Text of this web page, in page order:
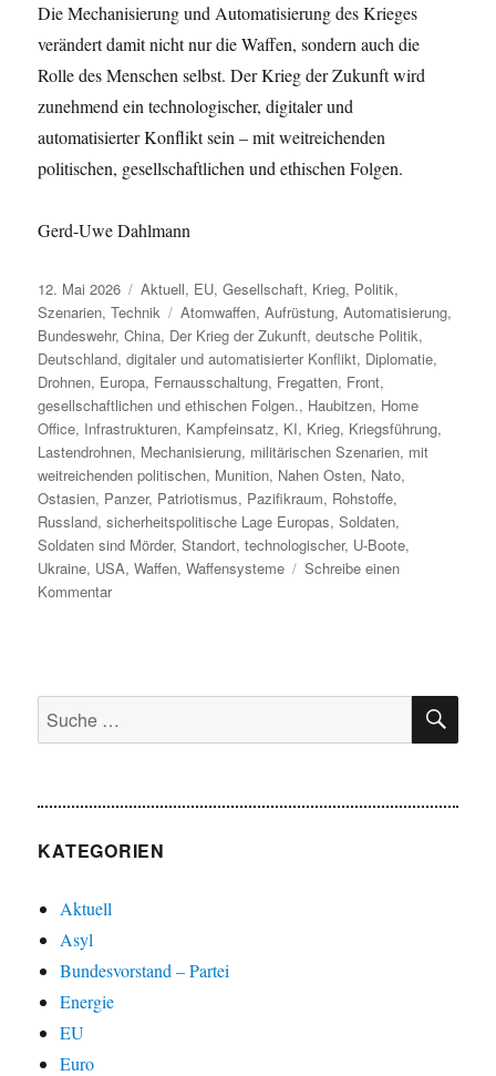
Die Mechanisierung und Automatisierung des Krieges
verändert damit nicht nur die Waffen, sondern auch die
Rolle des Menschen selbst. Der Krieg der Zukunft wird
zunehmend ein technologischer, digitaler und
automatisierter Konflikt sein – mit weitreichenden
politischen, gesellschaftlichen und ethischen Folgen.
Gerd-Uwe Dahlmann
Veröffentlicht
am
12. Mai 2026 Kategorien
Aktuell, EU,Gesellschaft, Krieg, Politik,
Szenarien,Technik Schlagwörter
Atomwaffen,Aufrüstung,Automatisierung,
Bundeswehr,China, Der Krieg der Zukunft,deutsche Politik,
Deutschland,digitaler und automatisierter Konflikt, Diplomatie,
Drohnen, Europa, Fernausschaltung, Fregatten, Front,
gesellschaftlichen und ethischen Folgen., Haubitzen, Home
Office, Infrastrukturen, Kampfeinsatz, KI, Krieg, Kriegsführung,
Lastendrohnen, Mechanisierung, militärischen Szenarien, mit
weitreichenden politischen, Munition, Nahen Osten, Nato,
Ostasien, Panzer, Patriotismus, Pazifikraum, Rohstoffe,
Russland,sicherheitspolitische Lage Europas,Soldaten,
Soldaten sind Mörder,Standort,technologischer, U-Boote,
Ukraine, USA,Waffen,Waffensysteme
Schreibe einen
Kommentarzu
Suche
nach:
KATEGORIEN
Aktuell
Asyl
Bundesvorstand – Partei
Energie
EU
Euro